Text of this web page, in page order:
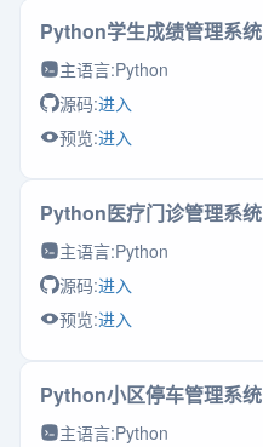
Python学生成绩管理系统
主语言:Python
源码:进入
预览:进入
Python医疗门诊管理系统
主语言:Python
源码:进入
预览:进入
Python小区停车管理系统
主语言:Python